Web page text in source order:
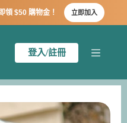
領 $50 購物金！ 立即加入
登入/註冊